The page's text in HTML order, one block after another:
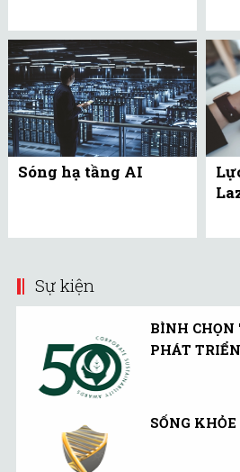
Sóng hạ tầng AI
Sự kiện
BÌNH CHỌN
PHÁT
SỐNG